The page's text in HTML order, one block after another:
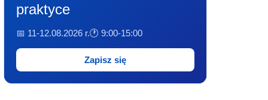
praktyce
📅 11-12.08.2026 r.🕐 9:00-15:00
Zapisz się